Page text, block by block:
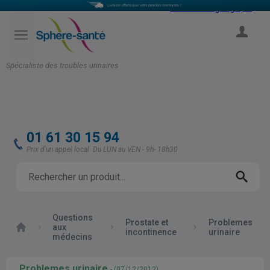
Spécialiste des troubles urinaires
Select Language
01 61 30 15 94
Prix d'un appel local. Du LUN au VEN - 9h- 18h30
Accueil
Questions
aux
médecins
Prostate et
incontinence
Problemes
urinaire